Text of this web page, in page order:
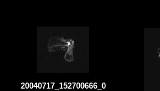
20040717_152700666_0